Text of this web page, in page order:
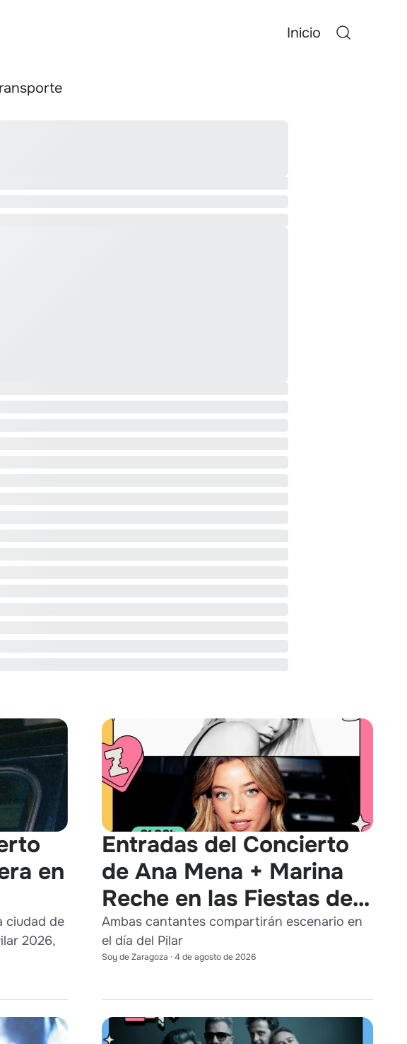
Inicio
en
ciudad de
2026,
Entradas del Concierto
de Ana Mena + Marina
Reche en las Fiestas del
Pilar 2026
Ambas cantantes compartirán escenario en
el día del Pilar
Soy de Zaragoza · 4 de agosto de 2026